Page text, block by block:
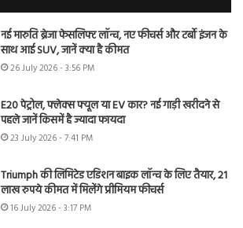
नई मारुति ब्रेजा फेसलिफ्ट लॉन्च, नए फीचर्स और टर्बो इंजन के
साथ आई SUV, जानें क्या है कीमत
26 July 2026 - 3:56 PM
E20 पेट्रोल, फ्लेक्स फ्यूल या EV कार? नई गाड़ी खरीदने से
पहले जानें किसमें है ज्यादा फायदा
23 July 2026 - 7:41 PM
Triumph की लिमिटेड एडिशन बाइक लॉन्च के लिए तैयार, 21
लाख रुपये कीमत में मिलेंगे प्रीमियम फीचर्स
16 July 2026 - 3:17 PM